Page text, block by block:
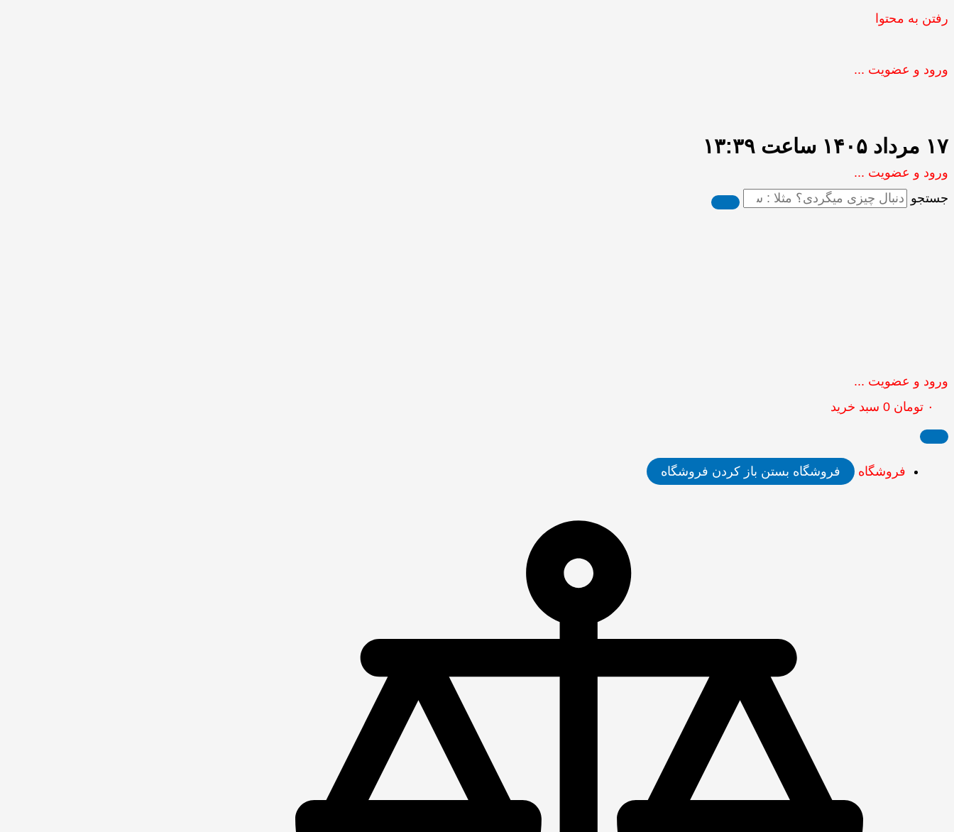
رفتن به محتوا
ورود و عضویت ...
۱۷ مرداد ۱۴۰۵ ساعت ۱۳:۳۹
ورود و عضویت ...
جستجو
ورود و عضویت ...
۰ تومان 0 سبد خرید
فروشگاه فروشگاه بستن باز کردن فروشگاه